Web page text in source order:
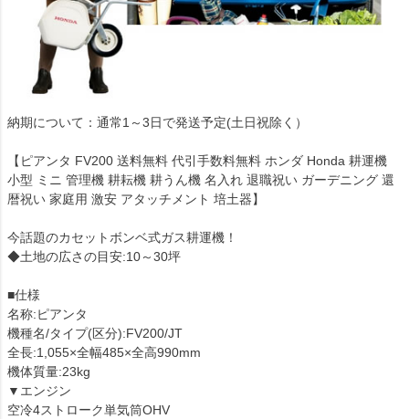
納期について：通常1～3日で発送予定(土日祝除く）
【ピアンタ FV200 送料無料 代引手数料無料 ホンダ Honda 耕運機
小型 ミニ 管理機 耕耘機 耕うん機 名入れ 退職祝い ガーデニング 還
暦祝い 家庭用 激安 アタッチメント 培土器】
今話題のカセットボンベ式ガス耕運機！
◆土地の広さの目安:10～30坪
■仕様
名称:ピアンタ
機種名/タイプ(区分):FV200/JT
全長:1,055×全幅485×全高990mm
機体質量:23kg
▼エンジン
空冷4ストローク単気筒OHV